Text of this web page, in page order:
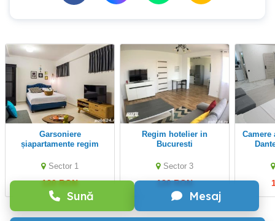
Sună Mesaj
Garsoniere
șiapartamente regim
Universitate,Romană,Uniri
Sector 1
120 RON
Regim hotelier in
Bucuresti
Sector 3
120 RON
Camere airbnb Ghencea-